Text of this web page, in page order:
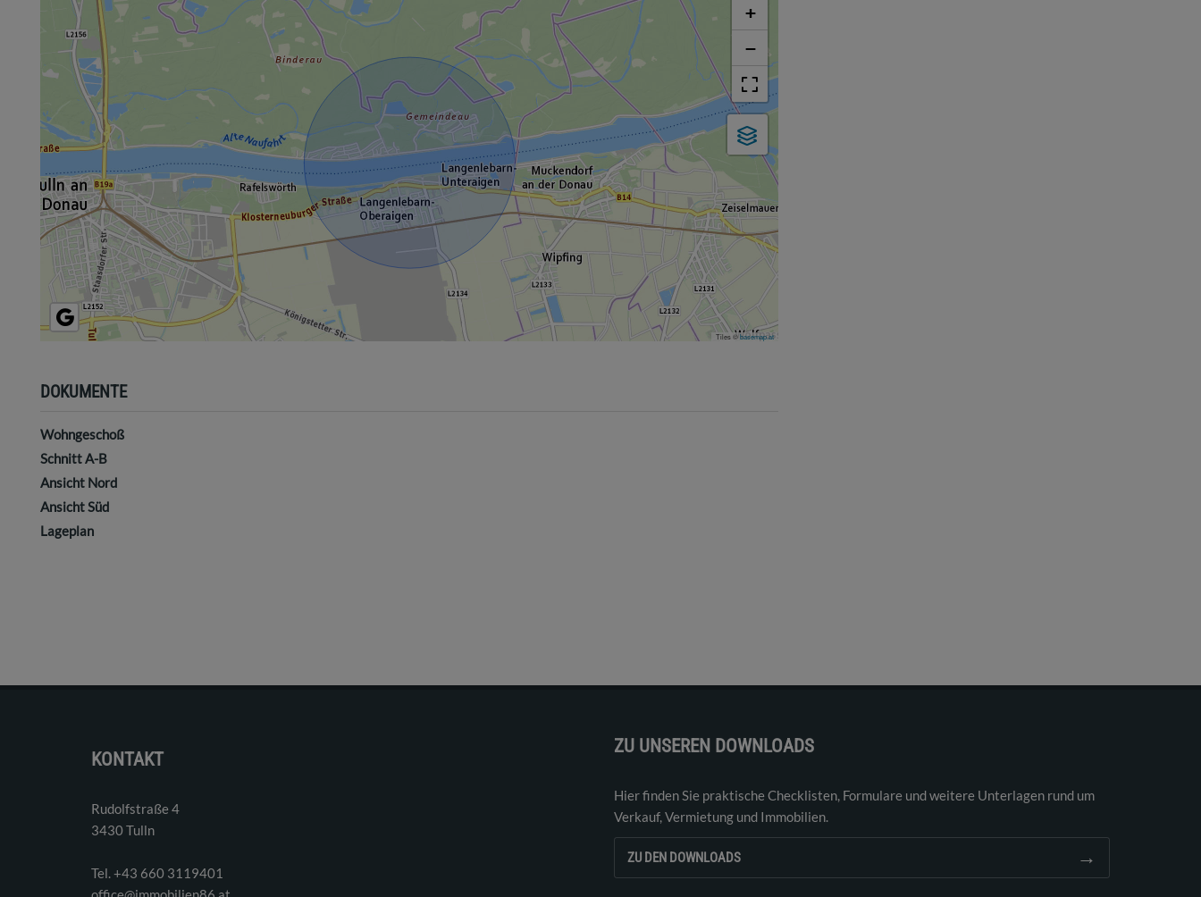
+
−
Tiles ©basemap.at
DOKUMENTE
Wohngeschoß
Schnitt A-B
Ansicht Nord
Ansicht Süd
Lageplan
KONTAKT
Rudolfstraße 4
3430 Tulln
Tel. ‭+43 660 3119401‬
ZU UNSEREN DOWNLOADS
Hier finden Sie praktische Checklisten, Formulare und weitere Unterlagen rund um
Verkauf, Vermietung und Immobilien.
ZU DEN DOWNLOADS →